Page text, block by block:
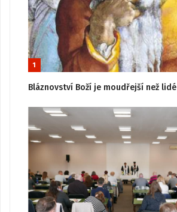
1
Bláznovství Boží je moudřejší než lidé